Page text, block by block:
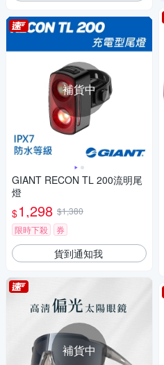
補貨中
GIANT RECON TL 200流明尾
燈
$1,298 $1,380
限時下殺
券
貨到通知我
補貨中